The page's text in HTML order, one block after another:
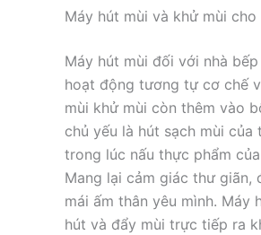
Máy hút mùi và khử mùi
Máy hút mùi đối với nhà
hoạt động tương tự cơ chế
mùi khử mùi còn thêm vào
chủ yếu là hút sạch mùi
trong lúc nấu thực phẩm
Mang lại cảm giác thư giãn,
mái ấm thân yêu mình. Máy
hút và đẩy mùi trực tiếp ra